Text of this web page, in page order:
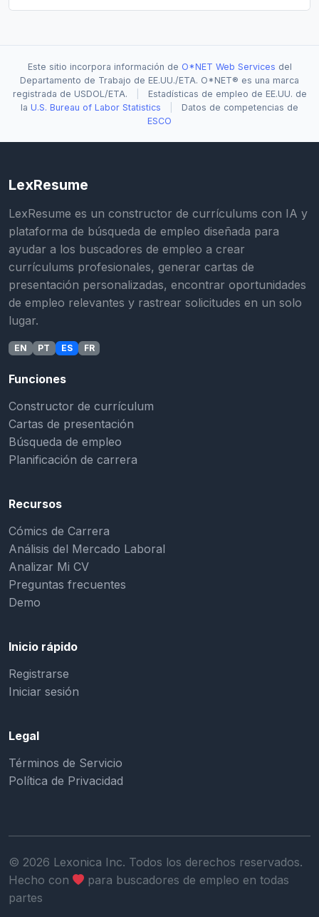
Este sitio incorpora información de O*NET Web Services del
Departamento de Trabajo de EE.UU./ETA. O*NET® es una marca
registrada de USDOL/ETA.
Estadísticas de empleo de EE.UU. de
la U.S. Bureau of Labor Statistics
Datos de competencias de
ESCO
LexResume
LexResume es un constructor de currículums con IA y
plataforma de búsqueda de empleo diseñada para
ayudar a los buscadores de empleo a crear
currículums profesionales, generar cartas de
presentación personalizadas, encontrar oportunidades
de empleo relevantes y rastrear solicitudes en un solo
lugar.
EN PT ES FR
Funciones
Constructor de currículum
Cartas de presentación
Búsqueda de empleo
Planificación de carrera
Recursos
Cómics de Carrera
Análisis del Mercado Laboral
Analizar Mi CV
Preguntas frecuentes
Demo
Inicio rápido
Registrarse
Iniciar sesión
Legal
Términos de Servicio
Política de Privacidad
© 2026 Lexonica Inc. Todos los derechos reservados.
Hecho con
para buscadores de empleo en todas
partes